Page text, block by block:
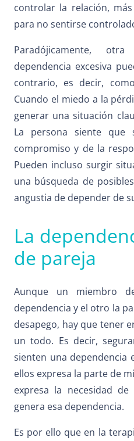
controlar la relación,
para no sentirse
Paradójicamente,
dependencia excesiva
contrario, es decir,
Cuando el miedo a la
generar una situación
La persona siente
compromiso y de la
Pueden incluso surgir
una búsqueda de
angustia de depender de
La
de pareja
Aunque un miembro
dependencia y el otro la
desapego, hay que tener
un todo. Es decir,
sienten una dependencia
ellos expresa la parte de
expresa la necesidad
genera esa dependencia.
Es por ello que en la